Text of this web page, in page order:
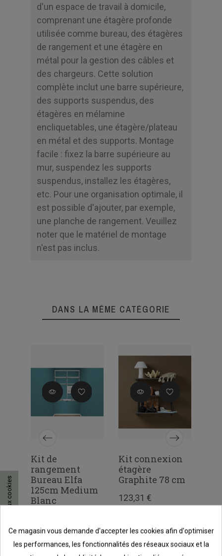
d'un espace de travail à domicile,
comprenant une étagère profonde
utilisée comme bureau, des étagères
de rangement et une étagère en
métal pour la gestion des câbles et
des chargeurs. Cette solution
complète inclut une barre supérieure,
des supports suspendus, des
étagères en mélamine
encliquetables, une étagère/plateau
en métal et des supports. Montage
facile : fixez la barre supérieure au
mur, suspendez les supports
suspendus, installez les étagères,
etc. Pour une organisation optimale, il
est possible d'ajouter, par exemple,
une planche de rangement. Veuillez
noter que le matériel de montage
n'est pas inclus.
DANS LA MÊME CATÉGORIE
Kit de
rangement
Bureau Elfa
125cm Medium
Blanc
Kit connexion
étagère
Graphite 78 cm
123,31 €
Ce magasin vous demande d'accepter les cookies afin d'optimiser
les performances, les fonctionnalités des réseaux sociaux et la
Consentement aux cookies